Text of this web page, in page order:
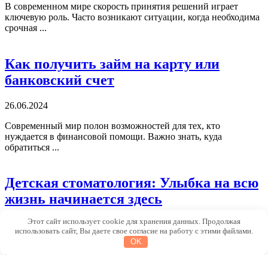
В современном мире скорость принятия решений играет
ключевую роль. Часто возникают ситуации, когда необходима
срочная ...
Как получить займ на карту или
банковский счет
26.06.2024
Современный мир полон возможностей для тех, кто
нуждается в финансовой помощи. Важно знать, куда
обратиться ...
Детская стоматология: Улыбка на всю
жизнь начинается здесь
1.06.2024
Улыбка ребенка является драгоценным даром, и детская
Этот сайт использует cookie для хранения данных. Продолжая
использовать сайт, Вы даете свое согласие на работу с этими файлами.
OK